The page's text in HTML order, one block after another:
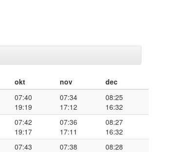
okt nov
dec
07:40
19:19
07:34
17:12
08:25
16:32
07:42
19:17
07:36
17:11
08:27
16:32
07:43
07:38
08:28